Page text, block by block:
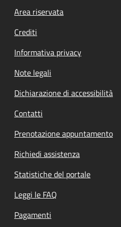
Footer menu
Area riservata
Crediti
Informativa privacy
Note legali
Dichiarazione di accessibilità
Contatti
Prenotazione appuntamento
Richiedi assistenza
Statistiche del portale
Leggi le FAQ
Pagamenti